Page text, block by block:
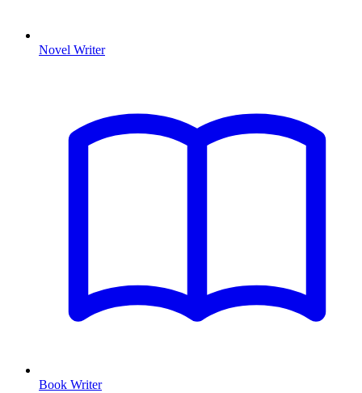
Novel Writer
Book Writer